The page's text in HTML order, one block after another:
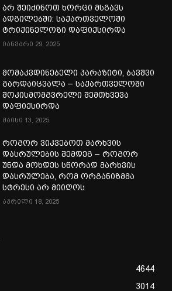
არ შეიძინოთ ხორცი მსგავს
ადგილებში: საქართველოში
ტრიქინელოზი დაფიქსირდა
იანვარი 29, 2025
მომაკვდინებელი პარაზიტი, ბავშვი
გარდაიცვალა – საქართველოში
შოკისმომგვრელი შემთხვევა
დაფიქსირდა
მაისი 13, 2025
როგორ ვიკვებოთ მარხვის
დასრულების შემდეგ – როგორ
უნდა მოხდეს სწორად მარხვის
დასრულება, რომ ორგანიზმმა
სტრესი არ მიიღოს
აპრილი 18, 2025
4644
3014